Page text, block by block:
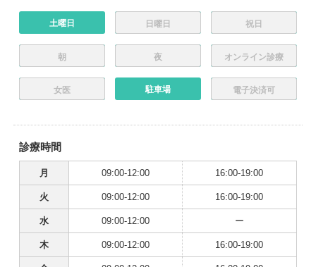
土曜日 日曜日 祝日
朝 夜 オンライン診療
女医 駐車場 電子決済可
診療時間
月 09:00-12:00 16:00-19:00
火 09:00-12:00 16:00-19:00
水 09:00-12:00 ー
木 09:00-12:00 16:00-19:00